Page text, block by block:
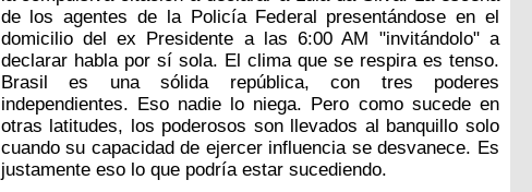
de los agentes de la Policía Federal presentándose en el
domicilio del ex Presidente a las 6:00 AM "invitándolo" a
declarar habla por sí sola. El clima que se respira es tenso.
Brasil es una sólida república, con tres poderes
independientes. Eso nadie lo niega. Pero como sucede en
otras latitudes, los poderosos son llevados al banquillo solo
cuando su capacidad de ejercer influencia se desvanece. Es
justamente eso lo que podría estar sucediendo.